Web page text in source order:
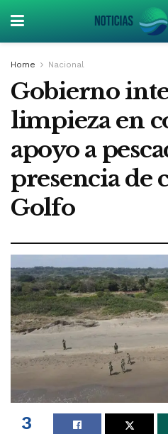
Home Nacional
Gobierno
limpieza en
apoyo a
presencia de
Golfo
3